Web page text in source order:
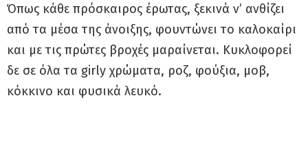
Όπως κάθε πρόσκαιρος έρωτας, ξεκινά ν’ ανθίζει
από τα μέσα της άνοιξης, φουντώνει το καλοκαίρι
και με τις πρώτες βροχές μαραίνεται. Κυκλοφορεί
δε σε όλα τα girly χρώματα, ροζ, φούξια, μοβ,
κόκκινο και φυσικά λευκό.